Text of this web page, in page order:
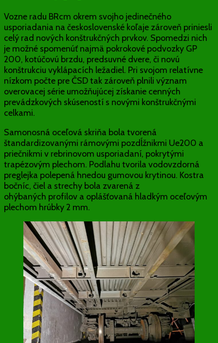
Vozne radu BRcm okrem svojho jedinečného
usporiadania na československé koľaje zároveň priniesli
celý rad nových konštrukčných prvkov. Spomedzi nich
je možné spomenúť najmä pokrokové podvozky GP
200, kotúčovú brzdu, predsuvné dvere, či novú
konštrukciu vyklápacích ležadiel. Pri svojom relatívne
nízkom počte pre ČSD tak zároveň plnili význam
overovacej série umožňujúcej získanie cenných
prevádzkových skúseností s novými konštrukčnými
celkami.
Samonosná oceľová skriňa bola tvorená
štandardizovanými rámovými pozdĺžnikmi Ue200 a
priečnikmi v rebrinovom usporiadaní, pokrytými
trapézovým plechom. Podlahu tvorila vodovzdorná
preglejka polepená hnedou gumovou krytinou. Kostra
bočníc, čiel a strechy bola zvarená z
ohýbaných profilov a oplášťovaná hladkým oceľovým
plechom hrúbky 2 mm.